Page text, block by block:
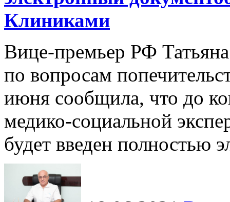
Клиниками
Вице-премьер РФ Татьяна
по вопросам
июня сообщила, что до
медико-социальной
будет введен полностью